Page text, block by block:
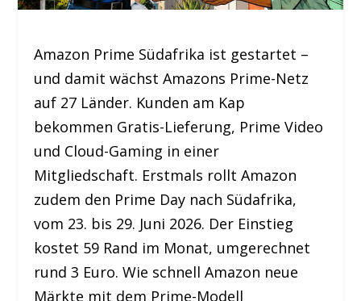
Amazon Prime Südafrika ist gestartet –
und damit wächst Amazons Prime-Netz
auf 27 Länder. Kunden am Kap
bekommen Gratis-Lieferung, Prime Video
und Cloud-Gaming in einer
Mitgliedschaft. Erstmals rollt Amazon
zudem den Prime Day nach Südafrika,
vom 23. bis 29. Juni 2026. Der Einstieg
kostet 59 Rand im Monat, umgerechnet
rund 3 Euro. Wie schnell Amazon neue
Märkte mit dem Prime-Modell